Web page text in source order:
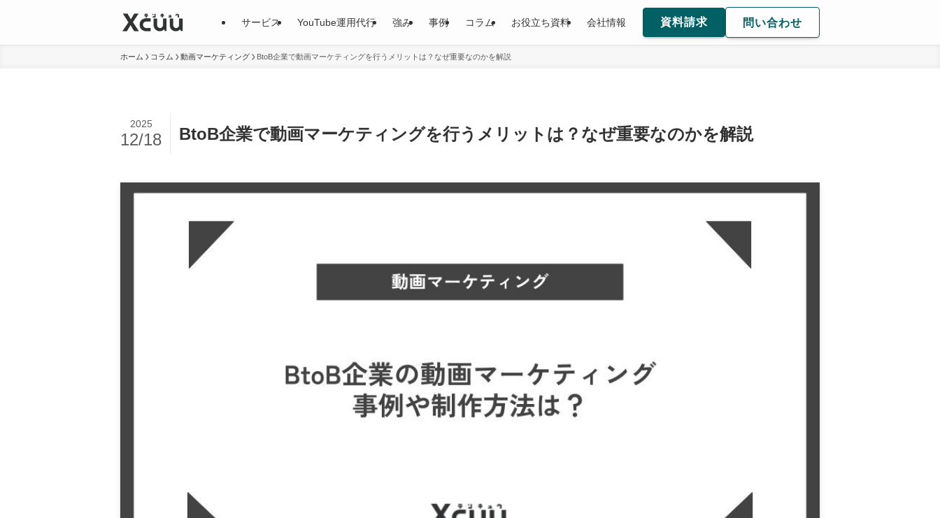
サービス YouTube運用代行 強み 事例 コラム お役立ち資料 会社情報 資料請求 問い合わせ
ホーム コラム 動画マーケティング BtoB企業で動画マーケティングを行うメリットは？なぜ重要なのかを解説
BtoB企業で動画マーケティングを行うメリットは？なぜ重要なのかを解説
2025
12/18